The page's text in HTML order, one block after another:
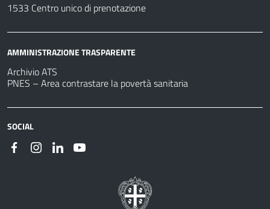
1533 Centro unico di prenotazione
AMMINISTRAZIONE TRASPARENTE
Archivio ATS
PNES – Area contrastare la povertà sanitaria
SOCIAL